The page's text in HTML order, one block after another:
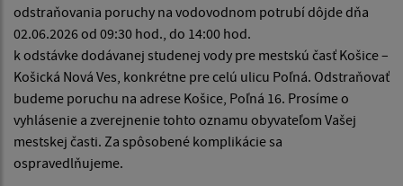
odstraňovania poruchy na vodovodnom potrubí dôjde dňa
02.06.2026 od 09:30 hod., do 14:00 hod.
k odstávke dodávanej studenej vody pre mestskú časť Košice –
Košická Nová Ves, konkrétne pre celú ulicu Poľná. Odstraňovať
budeme poruchu na adrese Košice, Poľná 16. Prosíme o
vyhlásenie a zverejnenie tohto oznamu obyvateľom Vašej
mestskej časti. Za spôsobené komplikácie sa
ospravedlňujeme.